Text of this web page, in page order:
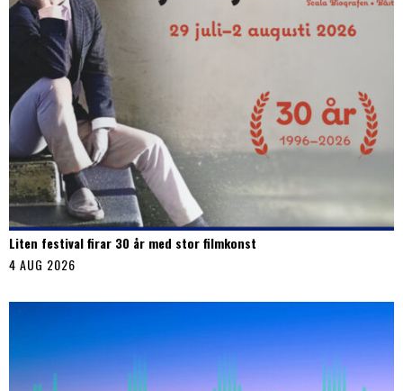
Liten festival firar 30 år med stor filmkonst
4 AUG 2026